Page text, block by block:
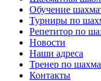
Обучение
Турниры по
Репетитор по
Новости
Наши адреса
Тренер по
Контакты